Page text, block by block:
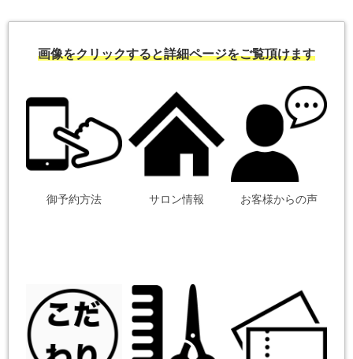
画像をクリックすると詳細ページをご覧頂けます
御予約方法 サロン情報 お客様からの声